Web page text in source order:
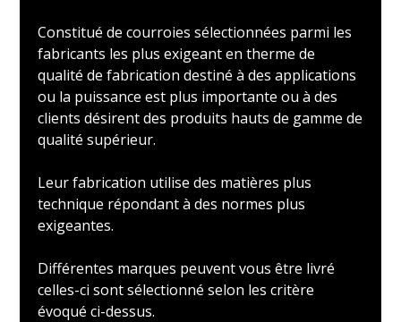
Constitué de courroies sélectionnées parmi les
fabricants les plus exigeant en therme de
qualité de fabrication destiné à des applications
ou la puissance est plus importante ou à des
clients désirent des produits hauts de gamme de
qualité supérieur.
Leur fabrication utilise des matières plus
technique répondant à des normes plus
exigeantes.
Différentes marques peuvent vous être livré
celles-ci sont sélectionné selon les critère
évoqué ci-dessus.